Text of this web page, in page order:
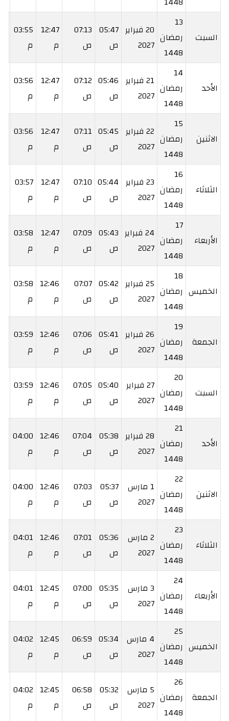
السبت
13
رمضان
1448
20 فبراير
2027
05:47
ص
07:13
ص
12:47
م
03:55
م
الأحد
14
رمضان
1448
21 فبراير
2027
05:46
ص
07:12
ص
12:47
م
03:56
م
الاثنين
15
رمضان
1448
22 فبراير
2027
05:45
ص
07:11
ص
12:47
م
03:56
م
الثلاثاء
16
رمضان
1448
23 فبراير
2027
05:44
ص
07:10
ص
12:47
م
03:57
م
الأربعاء
17
رمضان
1448
24 فبراير
2027
05:43
ص
07:09
ص
12:47
م
03:58
م
الخميس
18
رمضان
1448
25 فبراير
2027
05:42
ص
07:07
ص
12:46
م
03:58
م
الجمعة
19
رمضان
1448
26 فبراير
2027
05:41
ص
07:06
ص
12:46
م
03:59
م
السبت
20
رمضان
1448
27 فبراير
2027
05:40
ص
07:05
ص
12:46
م
03:59
م
الأحد
21
رمضان
1448
28 فبراير
2027
05:38
ص
07:04
ص
12:46
م
04:00
م
الاثنين
22
رمضان
1448
1 مارس
2027
05:37
ص
07:03
ص
12:46
م
04:00
م
الثلاثاء
23
رمضان
1448
2 مارس
2027
05:36
ص
07:01
ص
12:46
م
04:01
م
الأربعاء
24
رمضان
1448
3 مارس
2027
05:35
ص
07:00
ص
12:45
م
04:01
م
الخميس
25
رمضان
1448
4 مارس
2027
05:34
ص
06:59
ص
12:45
م
04:02
م
الجمعة
26
رمضان
1448
5 مارس
2027
05:32
ص
06:58
ص
12:45
م
04:02
م